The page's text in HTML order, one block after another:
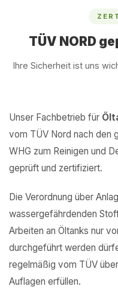
TÜV NORD
Ihre Sicherheit ist uns
Unser Fachbetrieb für
vom TÜV Nord nach den
WHG zum Reinigen und
geprüft und zertifiziert.
Die Verordnung über
wassergefährdenden
Arbeiten an Öltanks nur
durchgeführt werden
regelmäßig vom TÜV
Auflagen erfüllen.